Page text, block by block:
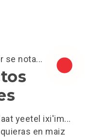
se nota...
yeetel ixi'im...
en maiz